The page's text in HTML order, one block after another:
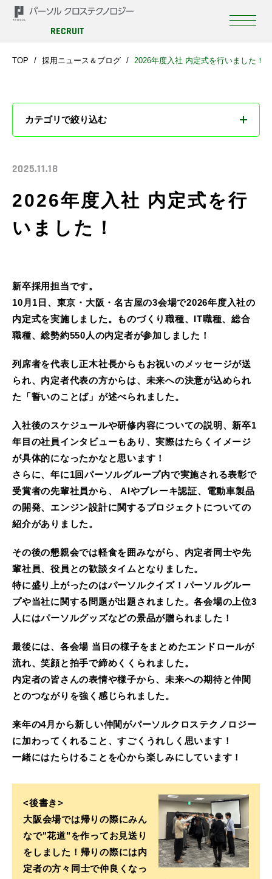
RECRUIT
TOP 採用ニュース＆ブログ 2026年度入社 内定式を行いました！
カテゴリで絞り込む
2025.11.18
2026年度入社 内定式を行
いました！
新卒採用担当です。
10月1日、東京・大阪・名古屋の3会場で2026年度入社の
内定式を実施しました。ものづくり職種、IT職種、総合
職種、総勢約550人の内定者が参加しました！
列席者を代表し正木社長からもお祝いのメッセージが送
られ、内定者代表の方からは、未来への決意が込められ
た「誓いのことば」が述べられました。
入社後のスケジュールや研修内容についての説明、新卒1
年目の社員インタビューもあり、実際はたらくイメージ
が具体的になったかなと思います！
さらに、年に1回パーソルグループ内で実施される表彰で
受賞者の先輩社員から、 AIやブレーキ認証、電動車製品
の開発、エンジン設計に関するプロジェクトについての
紹介がありました。
その後の懇親会では軽食を囲みながら、内定者同士や先
輩社員、役員との歓談タイムとなりました。
特に盛り上がったのはパーソルクイズ！パーソルグルー
プや当社に関する問題が出題されました。各会場の上位3
人にはパーソルグッズなどの景品が贈られました！
最後には、各会場 当日の様子をまとめたエンドロールが
流れ、笑顔と拍手で締めくくられました。
内定者の皆さんの表情や様子から、未来への期待と仲間
とのつながりを強く感じられました。
来年の4月から新しい仲間がパーソルクロステクノロジー
に加わってくれること、すごくうれしく思います！
一緒にはたらけることを心から楽しみにしています！
<後書き>
大阪会場では帰りの際にみん
なで"花道"を作ってお見送り
をしました！帰りの際には内
定者の方々同士で仲良くなっ